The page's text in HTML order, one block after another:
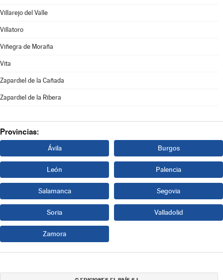
Villarejo del Valle
Villatoro
Viñegra de Moraña
Vita
Zapardiel de la Cañada
Zapardiel de la Ribera
Provincias:
Ávila Burgos
León Palencia
Salamanca Segovia
Soria Valladolid
Zamora